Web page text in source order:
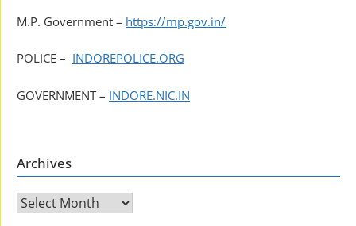
M.P. Government – https://mp.gov.in/
POLICE – INDOREPOLICE.ORG
GOVERNMENT – INDORE.NIC.IN
Archives
Archives